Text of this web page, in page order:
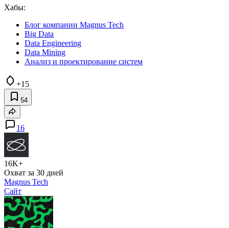
Хабы:
Блог компании Magnus Tech
Big Data
Data Engineering
Data Mining
Анализ и проектирование систем
+15
54
16
16K+
Охват за 30 дней
Magnus Tech
Сайт